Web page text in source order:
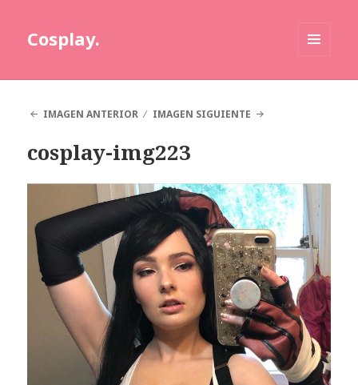
Cosplay.
IMAGEN ANTERIOR
IMAGEN SIGUIENTE
cosplay-img223